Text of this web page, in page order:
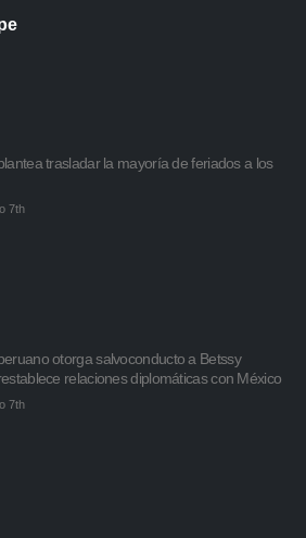
trasladar la mayoría de feriados a los
7th
otorga salvoconducto a Betssy
relaciones diplomáticas con México
7th